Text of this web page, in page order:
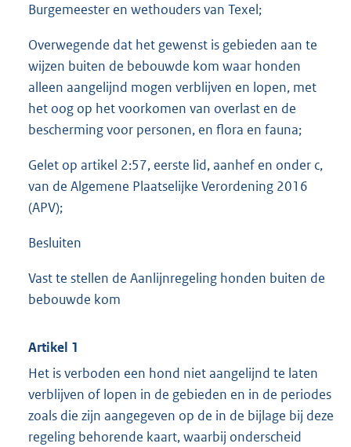
Burgemeester en wethouders van Texel;
Overwegende dat het gewenst is gebieden aan te
wijzen buiten de bebouwde kom waar honden
alleen aangelijnd mogen verblijven en lopen, met
het oog op het voorkomen van overlast en de
bescherming voor personen, en flora en fauna;
Gelet op artikel 2:57, eerste lid, aanhef en onder c,
van de Algemene Plaatselijke Verordening 2016
(APV);
Besluiten
Vast te stellen de Aanlijnregeling honden buiten de
bebouwde kom
Artikel 1
Het is verboden een hond niet aangelijnd te laten
verblijven of lopen in de gebieden en in de periodes
zoals die zijn aangegeven op de in de bijlage bij deze
regeling behorende kaart, waarbij onderscheid